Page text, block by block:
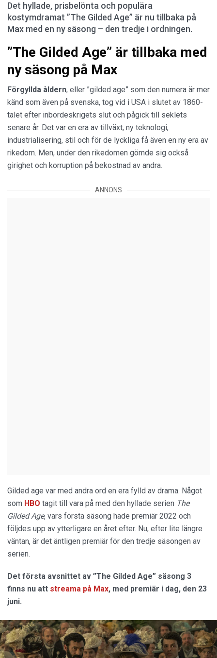
Det hyllade, prisbelönta och populära
kostymdramat ”The Gilded Age” är nu tillbaka på
Max med en ny säsong – den tredje i ordningen.
”The Gilded Age” är tillbaka med
ny säsong på Max
Förgyllda åldern, eller ”gilded age” som den numera är mer
känd som även på svenska, tog vid i USA i slutet av 1860-
talet efter inbördeskrigets slut och pågick till seklets
senare år. Det var en era av tillväxt, ny teknologi,
industrialisering, stil och för de lyckliga få även en ny era av
rikedom. Men, under den rikedomen gömde sig också
girighet och korruption på bekostnad av andra.
ANNONS
Gilded age var med andra ord en era fylld av drama. Något
som HBO tagit till vara på med den hyllade serien The
Gilded Age, vars första säsong hade premiär 2022 och
följdes upp av ytterligare en året efter. Nu, efter lite längre
väntan, är det äntligen premiär för den tredje säsongen av
serien.
Det första avsnittet av ”The Gilded Age” säsong 3
finns nu att streama på Max, med premiär i dag, den 23
juni.